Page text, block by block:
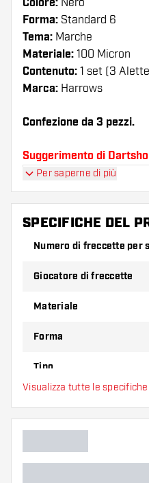
Colore: Nero
Forma: Standard 6
Tema: Marche
Materiale: 100 Micron
Contenuto: 1 set (3
Marca: Harrows
Confezione da 3 pezzi.
Suggerimento di
numero di alette e di
danneggiarsi o
spessore diverso di
Per saperne di più
SPECIFICHE DEL
Numero di freccette per
Giocatore di freccette
Materiale
Forma
Tipo
Colore principale
Visualizza tutte le specifiche